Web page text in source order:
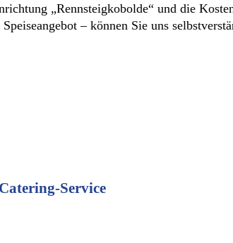
„Rennsteigkobolde“ und die
– können Sie uns
Service